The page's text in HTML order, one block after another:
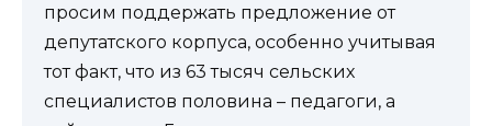
просим поддержать предложение от
депутатского корпуса, особенно учитывая
тот факт, что из 63 тысяч сельских
специалистов половина – педагоги, а